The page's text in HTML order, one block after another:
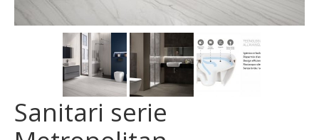
CAMINI E STUFE
CONTATTI
Sanitari serie